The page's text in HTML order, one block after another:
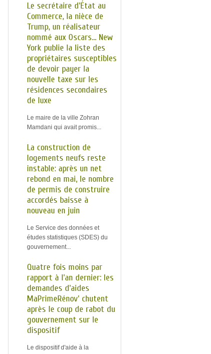
Le secrétaire d'État au
Commerce, la nièce de
Trump, un réalisateur
nommé aux Oscars... New
York publie la liste des
propriétaires susceptibles
de devoir payer la
nouvelle taxe sur les
résidences secondaires
de luxe
Le maire de la ville Zohran
Mamdani qui avait promis...
La construction de
logements neufs reste
instable: après un net
rebond en mai, le nombre
de permis de construire
accordés baisse à
nouveau en juin
Le Service des données et
études statistiques (SDES) du
gouvernement...
Quatre fois moins par
rapport à l'an dernier: les
demandes d'aides
MaPrimeRénov' chutent
après le coup de rabot du
gouvernement sur le
dispositif
Le dispositif d'aide à la